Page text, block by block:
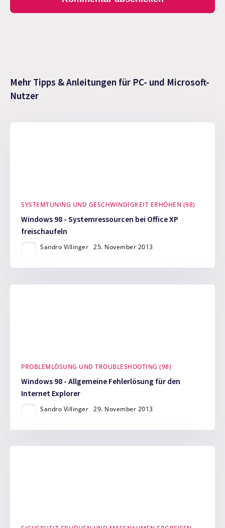
Mehr Tipps & Anleitungen für PC- und Microsoft-
Nutzer
SYSTEMTUNING UND GESCHWINDIGKEIT ERHÖHEN (98)
Windows 98 - Systemressourcen bei Office XP
freischaufeln
Sandro Villinger 25. November 2013
PROBLEMLÖSUNG UND TROUBLESHOOTING (98)
Windows 98 - Allgemeine Fehlerlösung für den
Internet Explorer
Sandro Villinger 29. November 2013